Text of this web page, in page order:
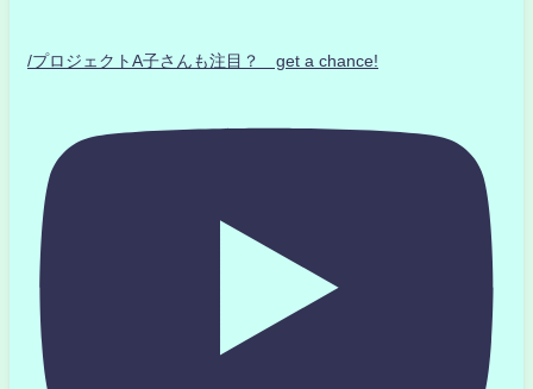
/プロジェクトA子さんも注目？ get a chance!